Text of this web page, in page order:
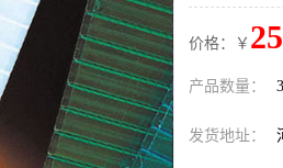
价格：￥
产品数量：
发货地址：